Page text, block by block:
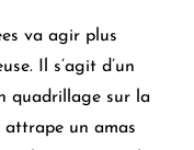
va agir plus
. Il s’agit d’un
quadrillage sur la
attrape un amas